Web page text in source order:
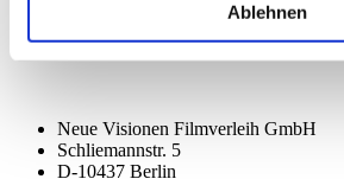
Ablehnen
Neue Visionen Filmverleih GmbH
Schliemannstr. 5
D-10437 Berlin